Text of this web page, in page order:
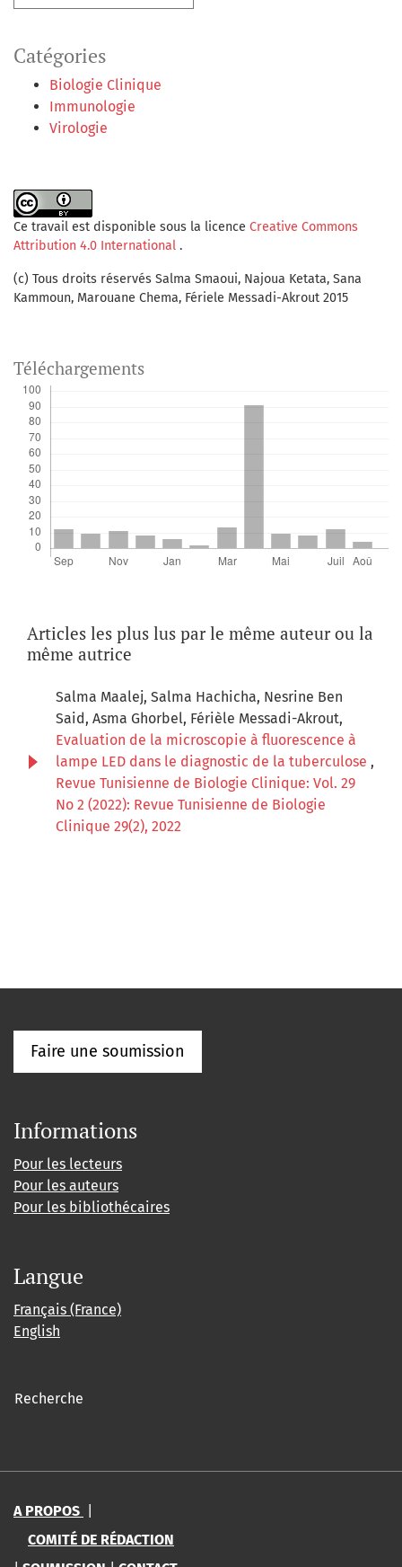
Catégories
Biologie Clinique
Immunologie
Virologie
Ce travail est disponible sous la licence Creative Commons
Attribution 4.0 International .
(c) Tous droits réservés Salma Smaoui, Najoua Ketata, Sana
Kammoun, Marouane Chema, Fériele Messadi-Akrout 2015
Téléchargements
Articles les plus lus par le même auteur ou la
même autrice
Salma Maalej, Salma Hachicha, Nesrine Ben
Said, Asma Ghorbel, Férièle Messadi-Akrout,
Evaluation de la microscopie à fluorescence à
lampe LED dans le diagnostic de la tuberculose ,
Revue Tunisienne de Biologie Clinique: Vol. 29
No 2 (2022): Revue Tunisienne de Biologie
Clinique 29(2), 2022
Faire une soumission
Informations
Pour les lecteurs
Pour les auteurs
Pour les bibliothécaires
Langue
Français (France)
English
Recherche
A PROPOS
COMITÉ DE RÉDACTION